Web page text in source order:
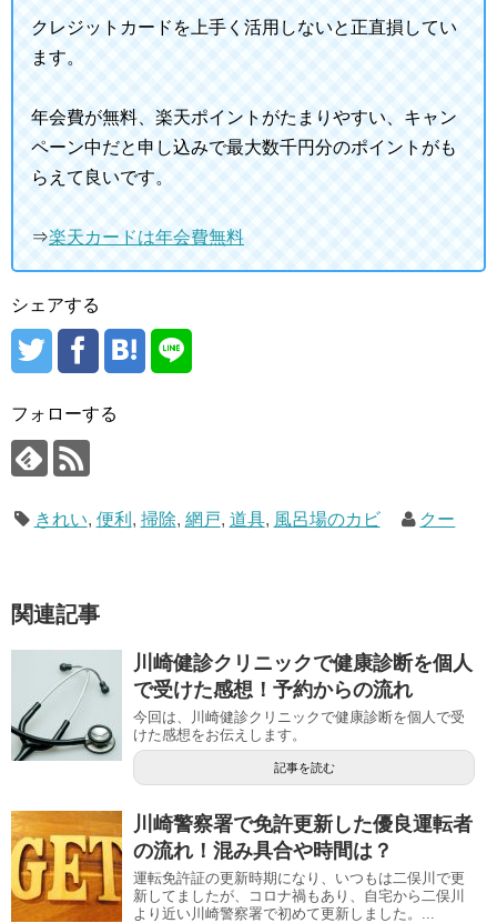
クレジットカードを上手く活用しないと正直損してい
ます。
年会費が無料、楽天ポイントがたまりやすい、キャン
ペーン中だと申し込みで最大数千円分のポイントがも
らえて良いです。
⇒楽天カードは年会費無料
シェアする
フォローする
きれい, 便利 , 掃除, 網戸, 道具, 風呂場のカビ クー
関連記事
川崎健診クリニックで健康診断を個人
で受けた感想！予約からの流れ
今回は、川崎健診クリニックで健康診断を個人で受
けた感想をお伝えします。
記事を読む
川崎警察署で免許更新した優良運転者
の流れ！混み具合や時間は？
運転免許証の更新時期になり、いつもは二俣川で更
新してましたが、コロナ禍もあり、自宅から二俣川
より近い川崎警察署で初めて更新しました。...